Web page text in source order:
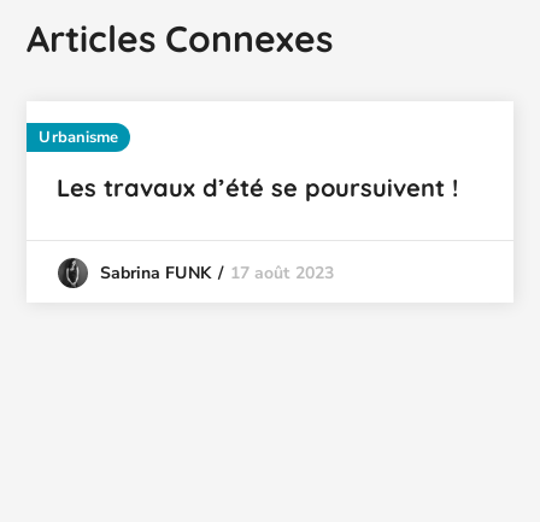
Articles Connexes
Urbanisme
Les travaux d’été se poursuivent !
Sabrina FUNK 17 août 2023